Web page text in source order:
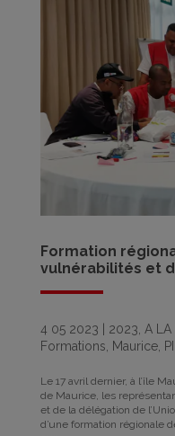
Formation
vulnérabilités et
4 05 2023 2023 A LA
Formations
Maurice,
Le 17 avril dernier, à l’île
de Maurice, les
et de la délégation de
d’une formation régionale